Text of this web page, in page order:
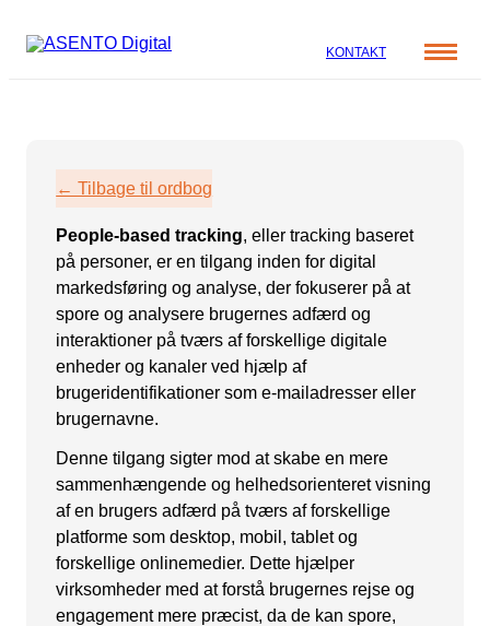
KONTAKT
ORGANIC SEARCH
SEO
GEO
Programmatic SEO
FÅ KORTLAGT DIN AI SYNLIGHED
PAID SOCIAL
Meta annoncering
Snapchat annoncering
LinkedIn annoncering
Pinterest annoncering
Viden
Blog
Webinar
Whitepapers
Mød teamet
Karriere
Nyhedsbrev
← Tilbage til ordbog
People-based tracking, eller tracking baseret
på personer, er en tilgang inden for digital
markedsføring og analyse, der fokuserer på at
spore og analysere brugernes adfærd og
interaktioner på tværs af forskellige digitale
enheder og kanaler ved hjælp af
brugeridentifikationer som e-mailadresser eller
brugernavne.
Denne tilgang sigter mod at skabe en mere
sammenhængende og helhedsorienteret visning
af en brugers adfærd på tværs af forskellige
platforme som desktop, mobil, tablet og
forskellige onlinemedier. Dette hjælper
virksomheder med at forstå brugernes rejse og
engagement mere præcist, da de kan spore,